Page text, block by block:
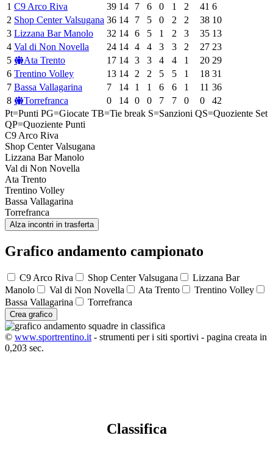
1 C9 Arco Riva 39 14 7 6 0 1 2 41 6
2 Shop Center Valsugana 36 14 7 5 0 2 2 38 10
3 Lizzana Bar Manolo 32 14 6 5 1 2 3 35 13
4 Val di Non Novella 24 14 4 4 3 3 2 27 23
5
Ata Trento 17 14 3 3 4 4 1 20 29
6 Trentino Volley 13 14 2 2 5 5 1 18 31
7 Bassa Vallagarina 7 14 1 1 6 6 1 11 36
8
Torrefranca 0 14 0 0 7 7 0 0
42
Pt=Punti PG=Giocate TB=Tie break S=Sanzioni QS=Quoziente Set
QP=Quoziente Punti
C9 Arco Riva
Shop Center Valsugana
Lizzana Bar Manolo
Val di Non Novella
Ata Trento
Trentino Volley
Bassa Vallagarina
Torrefranca
Alza incontri in trasferta
Grafico andamento campionato
C9 Arco Riva Shop Center Valsugana
Lizzana Bar
Manolo
Val di Non Novella Ata Trento
Trentino Volley
Bassa Vallagarina
Torrefranca
Crea grafico
© www.sportrentino.it- strumenti per i siti sportivi - pagina creata in
0,203 sec.
Classifica